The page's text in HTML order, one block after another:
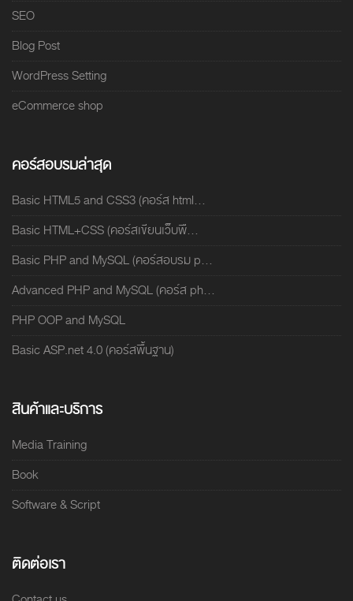
SEO
Blog Post
WordPress Setting
eCommerce shop
คอร์สอบรมล่าสุด
Basic HTML5 and CSS3 (คอร์ส html...
Basic HTML+CSS (คอร์สเขียนเว็บพื...
Basic PHP and MySQL (คอร์สอบรม p...
Advanced PHP and MySQL (คอร์ส ph...
PHP OOP and MySQL
Basic ASP.net 4.0 (คอร์สพื้นฐาน)
สินค้าและบริการ
Media Training
Book
Software & Script
ติดต่อเรา